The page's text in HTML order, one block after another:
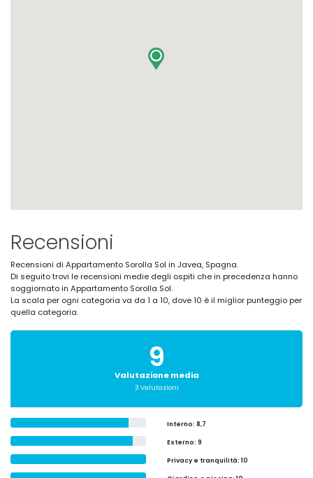
Recensioni
Recensioni di Appartamento Sorolla Sol in Javea, Spagna.
Di seguito trovi le recensioni medie degli ospiti che in precedenza hanno
soggiornato in Appartamento Sorolla Sol.
La scala per ogni categoria va da 1 a 10, dove 10 è il miglior punteggio per
quella categoria.
9
Valutazione media
3 Valutazioni
Interno: 8,7
Esterno: 9
Privacy e tranquilità: 10